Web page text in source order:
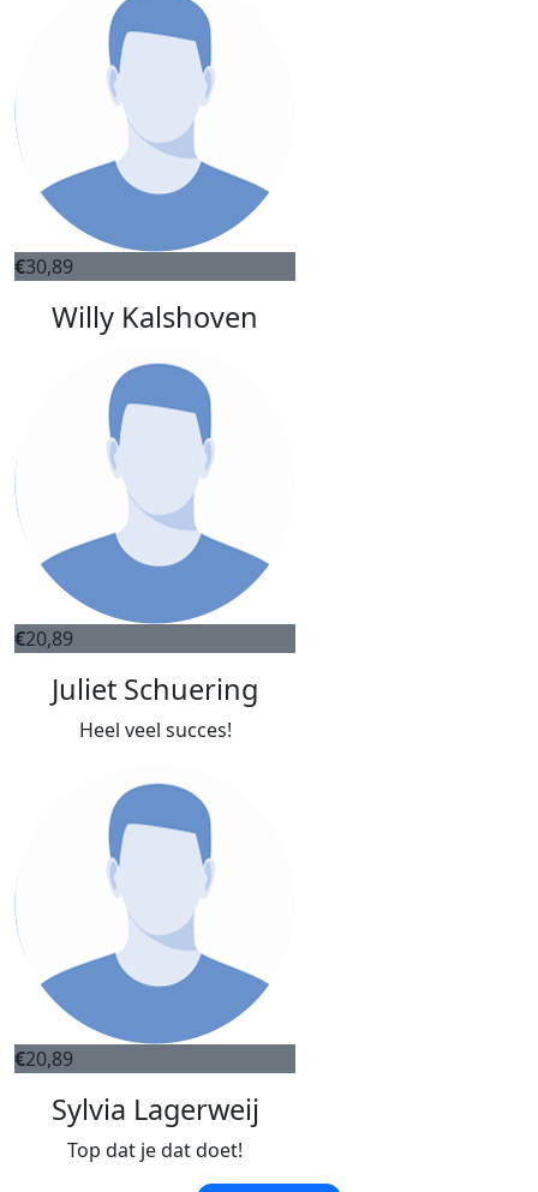
€30,89
Willy Kalshoven
€20,89
Juliet Schuering
Heel veel succes!
€20,89
Sylvia Lagerweij
Top dat je dat doet!